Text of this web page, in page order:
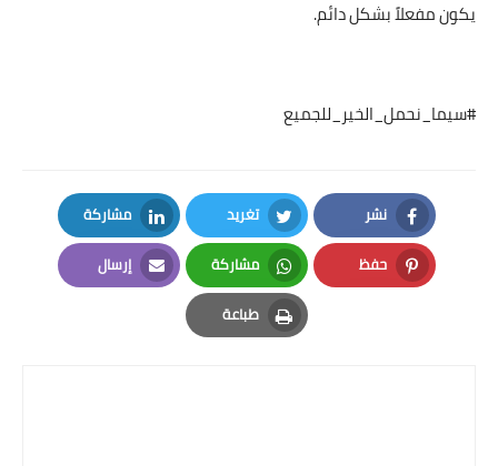
يكون مفعلاً بشكل دائم.
#سيما_نحمل_الخير_للجميع
نشر
Facebook
تغريد
Twitter
مشاركة
LinkedIn
حفظ
Pinterest
مشاركة
Whatsapp
إرسال
Email
طباعة
Print